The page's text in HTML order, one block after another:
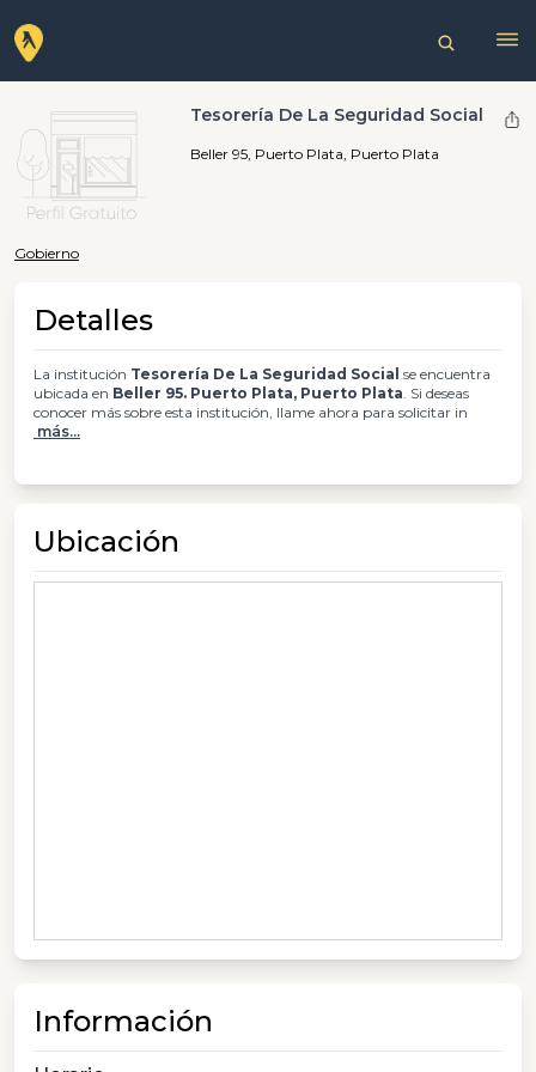
Tesorería De La Seguridad Social
Beller 95, Puerto Plata, Puerto Plata
Gobierno
Detalles
La institución Tesorería De La Seguridad Social se encuentra
ubicada en Beller 95. Puerto Plata, Puerto Plata. Si deseas
conocer más sobre esta institución, llame ahora para solicitar in
más...
Ubicación
Información